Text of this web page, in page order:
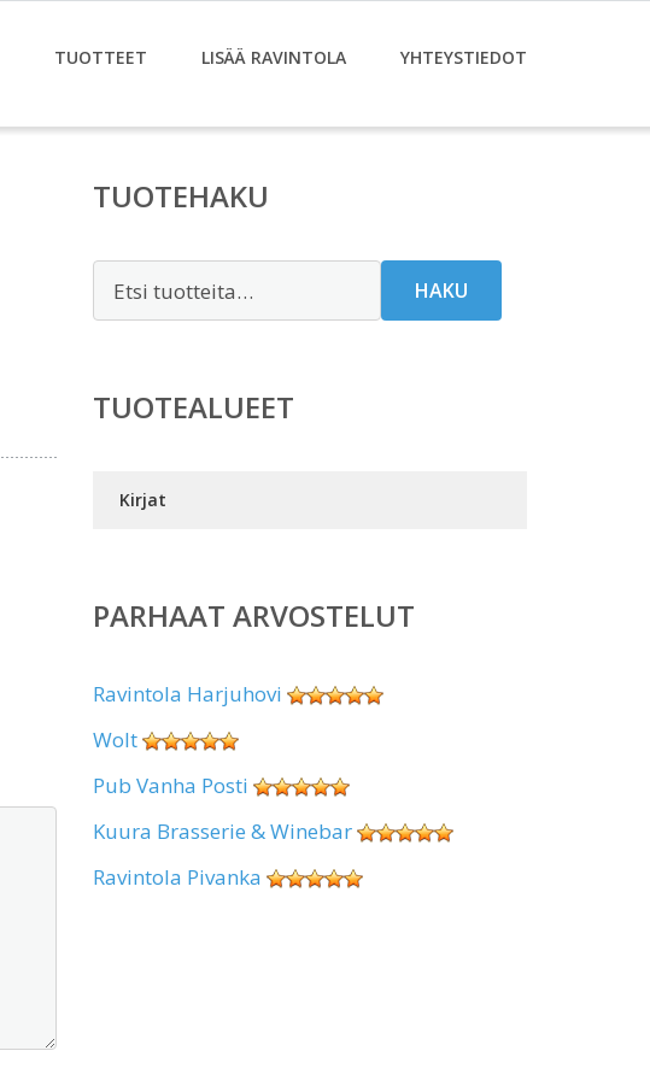
TUOTTEET LISÄÄ RAVINTOLA YHTEYSTIEDOT
TUOTEHAKU
HAKU
TUOTEALUEET
Kirjat
PARHAAT ARVOSTELUT
Ravintola Harjuhovi
Wolt
Pub Vanha Posti
Kuura Brasserie & Winebar
Ravintola Pivanka